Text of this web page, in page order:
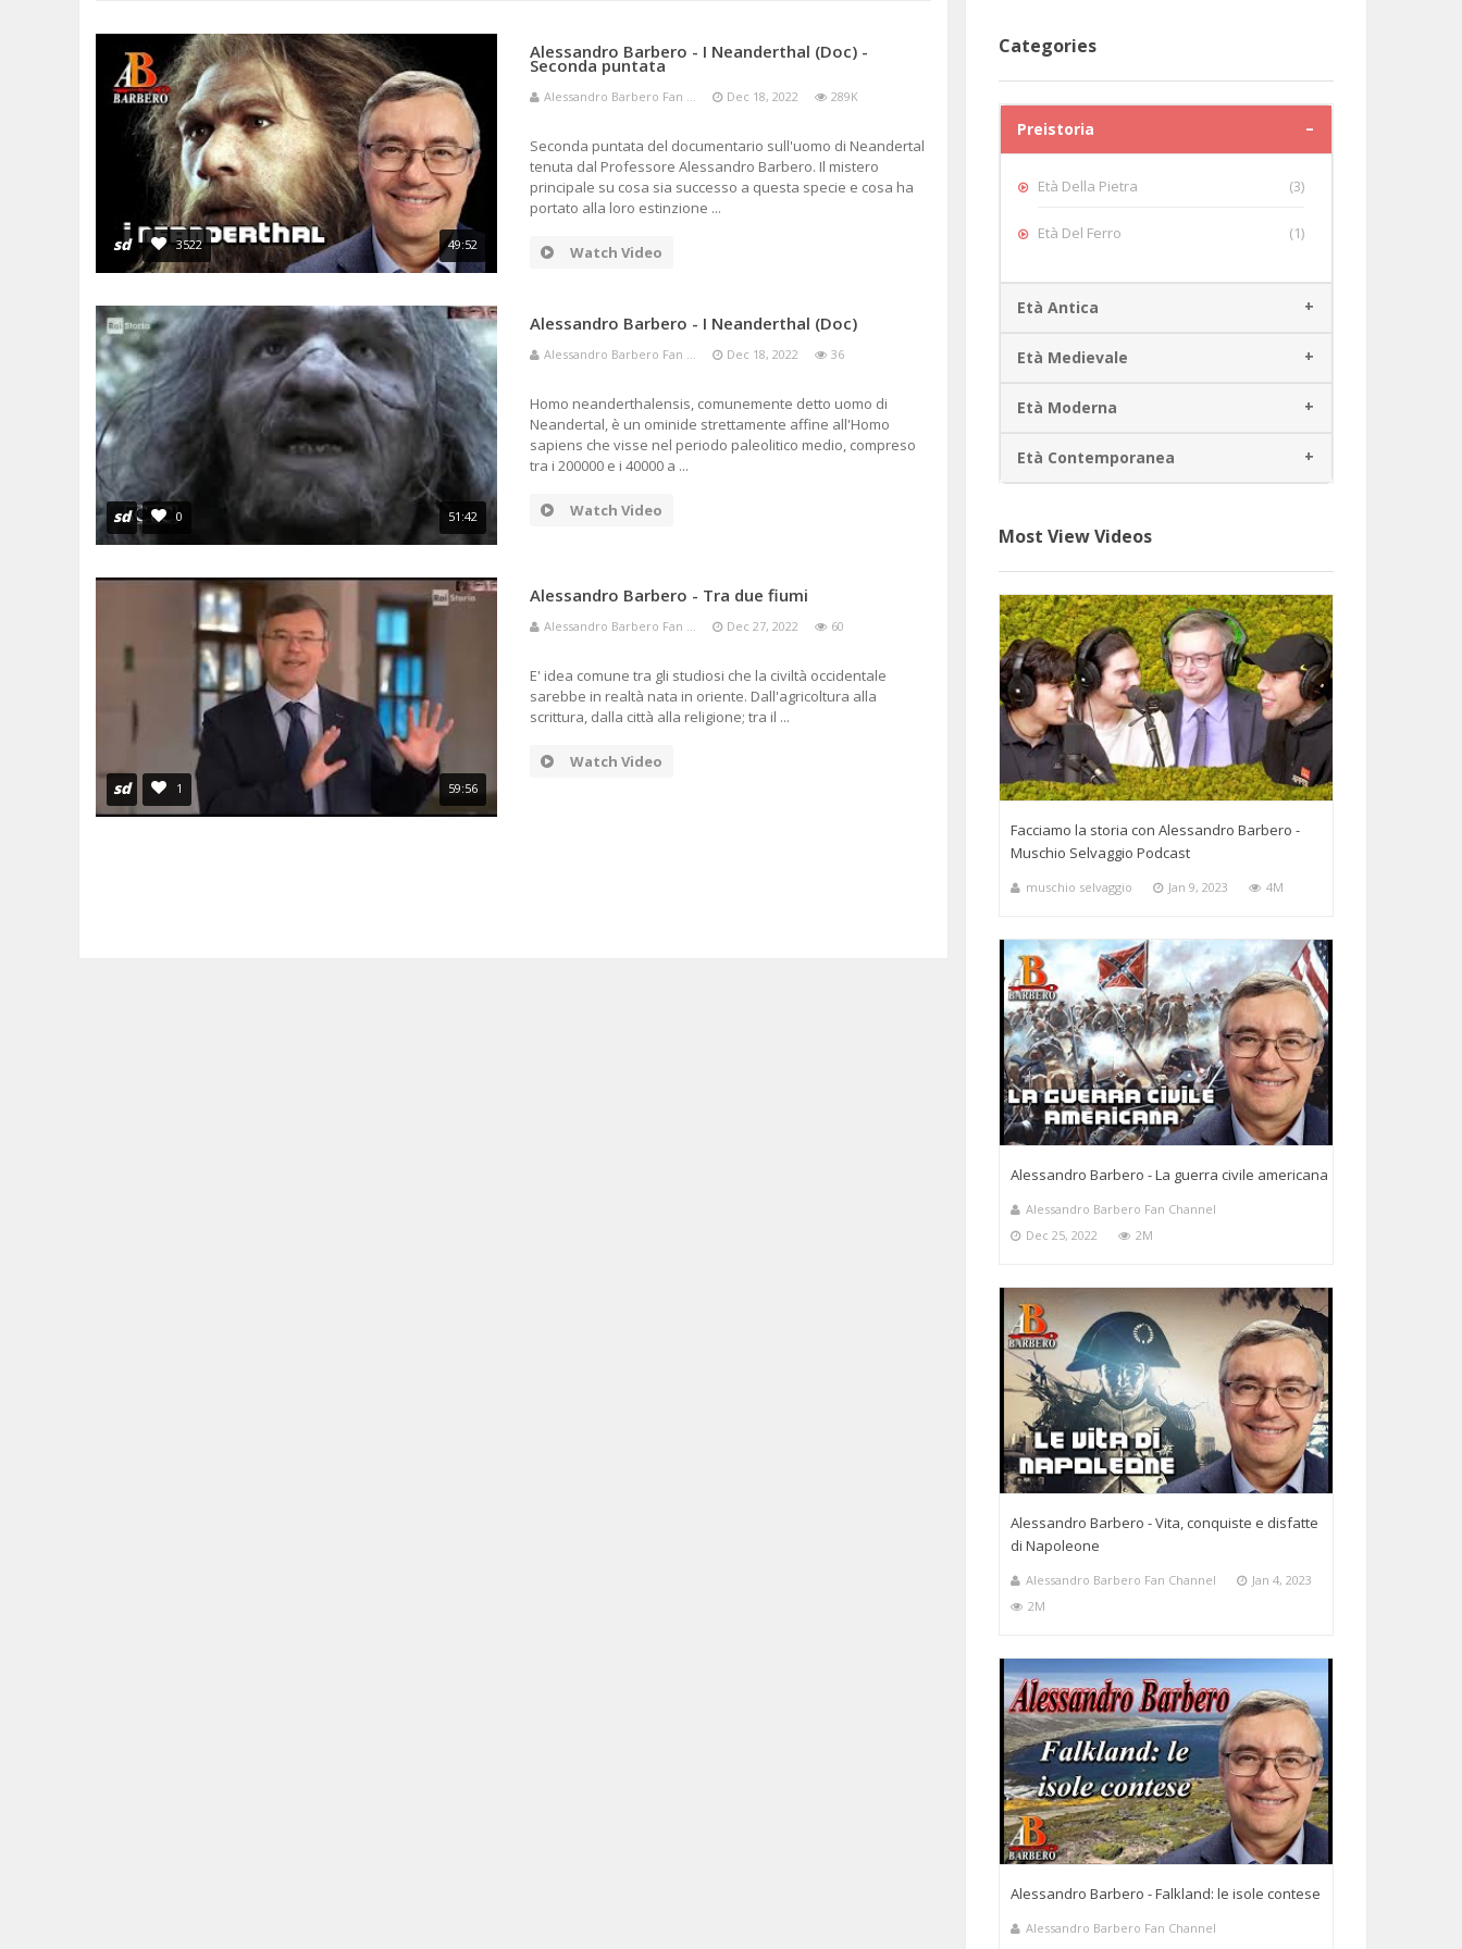
MICENI
MEDI E PERSIANI
GRECI
IMPERO ROMANO
CIVILTÀ PRECOLOMBIANE
MONETA UNICA E TERRORISMO
POST 2020 E ATTUALITÀ
PASSATO E PRESENTE
IL TEMPO E LA STORIA
sd 3522 49:52
Alessandro Barbero - I Neanderthal (Doc) -
Seconda puntata
Alessandro Barbero Fan ... Dec 18, 2022 289K
Seconda puntata del documentario sull'uomo di Neandertal
tenuta dal Professore Alessandro Barbero. Il mistero
principale su cosa sia successo a questa specie e cosa ha
portato alla loro estinzione ...
Watch Video
sd 0 51:42
Alessandro Barbero - I Neanderthal (Doc)
Alessandro Barbero Fan ... Dec 18, 2022 36
Homo neanderthalensis, comunemente detto uomo di
Neandertal, è un ominide strettamente affine all'Homo
sapiens che visse nel periodo paleolitico medio, compreso
tra i 200000 e i 40000 a ...
Watch Video
sd 1 59:56
Alessandro Barbero - Tra due fiumi
Alessandro Barbero Fan ... Dec 27, 2022 60
E' idea comune tra gli studiosi che la civiltà occidentale
sarebbe in realtà nata in oriente. Dall'agricoltura alla
scrittura, dalla città alla religione; tra il ...
Watch Video
Categories
Preistoria
Età Della Pietra (3)
Età Del Ferro (1)
Età Antica
Età Medievale
Età Moderna
Età Contemporanea
Most View Videos
Facciamo la storia con Alessandro Barbero -
Muschio Selvaggio Podcast
muschio selvaggio Jan 9, 2023 4M
Alessandro Barbero - La guerra civile americana
Alessandro Barbero Fan Channel
Dec 25, 2022
2M
Alessandro Barbero - Vita, conquiste e disfatte
di Napoleone
Alessandro Barbero Fan Channel
Jan 4, 2023
2M
Alessandro Barbero - Falkland: le isole contese
Alessandro Barbero Fan Channel